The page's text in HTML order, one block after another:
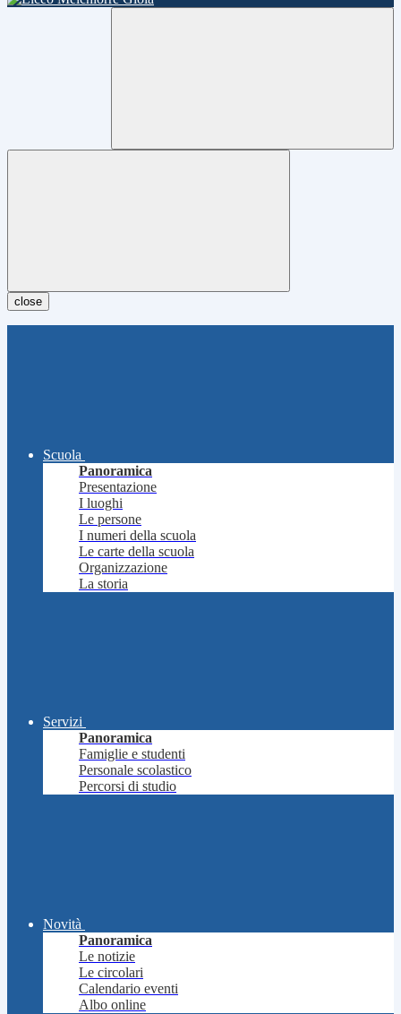
close
Scuola
Panoramica
Presentazione
I luoghi
Le persone
I numeri della scuola
Le carte della scuola
Organizzazione
La storia
Servizi
Panoramica
Famiglie e studenti
Personale scolastico
Percorsi di studio
Novità
Panoramica
Le notizie
Le circolari
Calendario eventi
Albo online